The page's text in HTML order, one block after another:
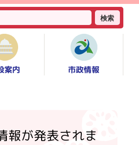
検索
案内 市政情報
報が発表されま